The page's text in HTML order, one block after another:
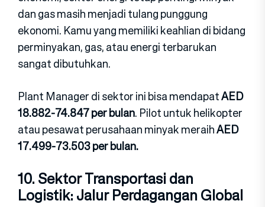
dan gas masih menjadi tulang punggung
ekonomi. Kamu yang memiliki keahlian di bidang
perminyakan‍, gas, atau energi terbarukan
sangat dibutuhkan.
Plant Manager di sektor ini bisa mendapatAED
18.882-74.847 per bulan. Pilot untuk h‍elikopter
atau pesawat perusahaan minyak meraihAED
17.499-73.503 per bulan.
10. Sektor Transportasi dan
Logistik: J‍alu‍r Perdagangan Global